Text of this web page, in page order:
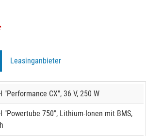
Leasinganbieter
"Performance CX", 36 V, 250 W
"Powertube 750", Lithium-Ionen mit BMS,